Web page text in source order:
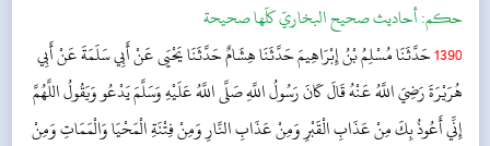
حکم:أحاديث صحيح البخاريّ كلّها صحيحة
1390حَدَّثَنَا مُسْلِمُ بْنُ إِبْرَاهِيمَ حَدَّثَنَا هِشَامٌ حَدَّثَنَا يَحْيَى عَنْ أَبِي سَلَمَةَ عَنْ أَبِي
هُرَيْرَةَ رَضِيَ اللَّهُ عَنْهُ قَالَ كَانَ رَسُولُ اللَّهِ صَلَّى اللَّهُ عَلَيْهِ وَسَلَّمَ يَدْعُو وَيَقُولُ اللَّهُمَّ
إِنِّي أَعُوذُ بِكَ مِنْ عَذَابِ الْقَبْرِ وَمِنْ عَذَابِ النَّارِ وَمِنْ فِتْنَةِ الْمَحْيَا وَالْمَمَاتِ وَمِنْ